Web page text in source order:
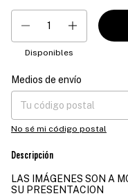
Disponibles
Entregas para el CP:
Medios de envío
No sé mi código postal
Descripción
LAS IMÁGENES SON A
SU PRESENTACION